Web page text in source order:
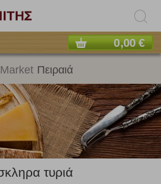
0,00 €
Πειραιά
τυριά